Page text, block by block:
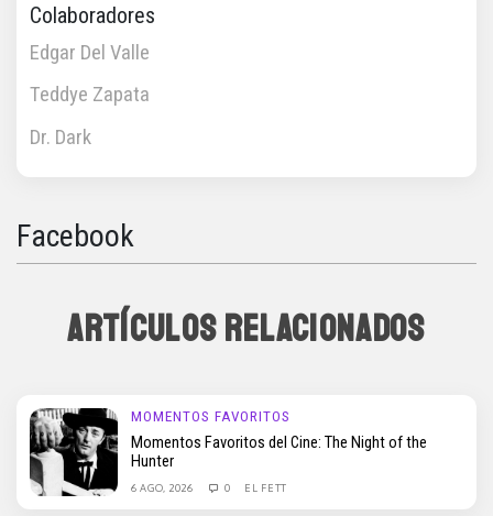
Colaboradores
Edgar Del Valle
Teddye Zapata
Dr. Dark
Facebook
ARTÍCULOS RELACIONADOS
MOMENTOS FAVORITOS
Momentos Favoritos del Cine: The Night of the
Hunter
6 AGO, 2026 0 EL FETT